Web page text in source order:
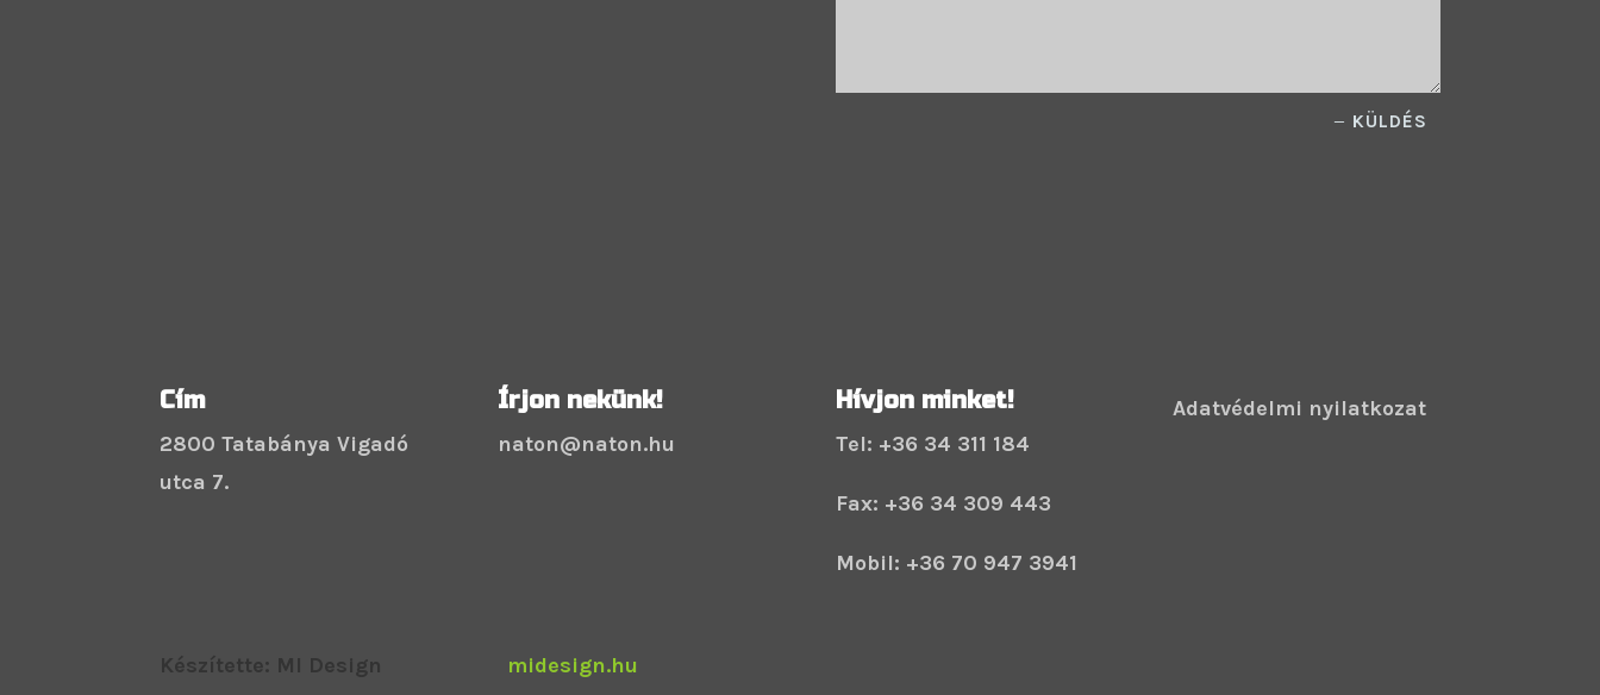
KÜLDÉS
Cím
2800 Tatabánya Vigadó
utca 7.
Írjon nekünk!
naton@naton.hu
Hívjon minket!
Tel: +36 34 311 184
Fax: +36 34 309 443
Mobil: +36 70 947 3941
Adatvédelmi nyilatkozat
Készítette: MI Design midesign.hu